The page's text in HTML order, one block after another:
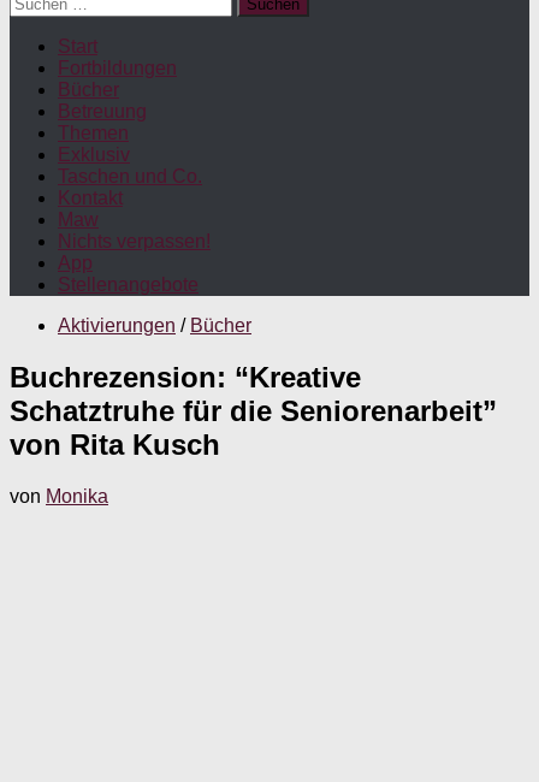
nach:
Start
Fortbildungen
Bücher
Betreuung
Themen
Exklusiv
Taschen und Co.
Kontakt
Maw
Nichts verpassen!
App
Stellenangebote
Aktivierungen / Bücher
Buchrezension: “Kreative
Schatztruhe für die Seniorenarbeit”
von Rita Kusch
von Monika